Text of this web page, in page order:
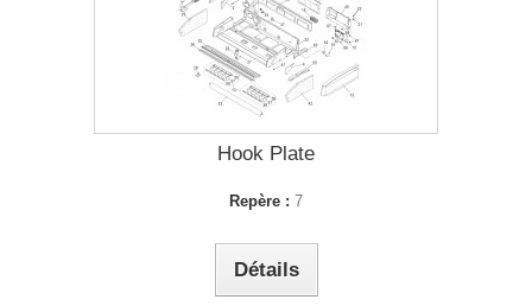
Hook Plate
Repère : 7
Détails